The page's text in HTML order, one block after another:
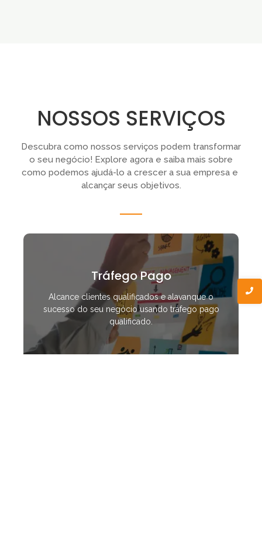
NOSSOS SERVIÇOS
Descubra como nossos serviços podem transformar
o seu negócio! Explore agora e saiba mais sobre
como podemos ajudá-lo a crescer a sua empresa e
alcançar seus objetivos.
Tráfego Pago
Alcance clientes qualificados e alavanque o
sucesso do seu negócio usando tráfego pago
qualificado.